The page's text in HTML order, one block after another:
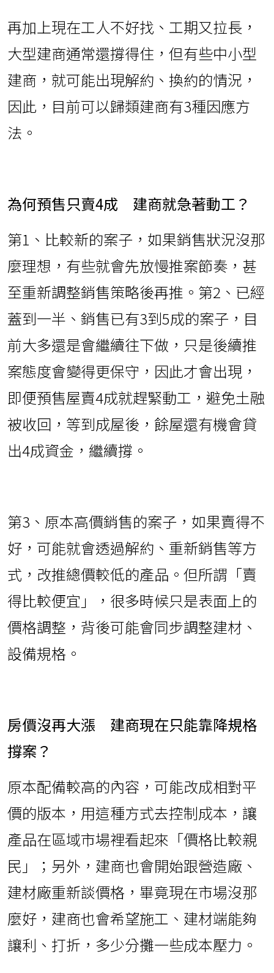
再加上現在工人不好找、工期又拉長，
大型建商通常還撐得住，但有些中小型
建商，就可能出現解約、換約的情況，
因此，目前可以歸類建商有3種因應方
法。
為何預售只賣4成 建商就急著動工？
第1、比較新的案子，如果銷售狀況沒那
麼理想，有些就會先放慢推案節奏，甚
至重新調整銷售策略後再推。第2、已經
蓋到一半、銷售已有3到5成的案子，目
前大多還是會繼續往下做，只是後續推
案態度會變得更保守，因此才會出現，
即便預售屋賣4成就趕緊動工，避免土融
被收回，等到成屋後，餘屋還有機會貸
出4成資金，繼續撐。
第3、原本高價銷售的案子，如果賣得不
好，可能就會透過解約、重新銷售等方
式，改推總價較低的產品。但所謂「賣
得比較便宜」，很多時候只是表面上的
價格調整，背後可能會同步調整建材、
設備規格。
房價沒再大漲 建商現在只能靠降規格
撐案？
原本配備較高的內容，可能改成相對平
價的版本，用這種方式去控制成本，讓
產品在區域市場裡看起來「價格比較親
民」；另外，建商也會開始跟營造廠、
建材廠重新談價格，畢竟現在市場沒那
麼好，建商也會希望施工、建材端能夠
讓利、打折，多少分攤一些成本壓力。